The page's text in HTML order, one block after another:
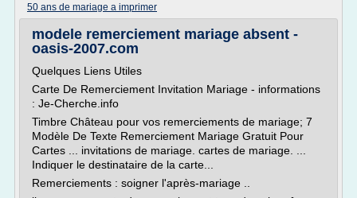
50 ans de mariage a imprimer
modele remerciement mariage absent -
oasis-2007.com
Quelques Liens Utiles
Carte De Remerciement Invitation Mariage - informations
: Je-Cherche.info
Timbre Château pour vos remerciements de mariage; 7
Modèle De Texte Remerciement Mariage Gratuit Pour
Cartes ... invitations de mariage. cartes de mariage. ...
Indiquer le destinataire de la carte...
Remerciements : soigner l'après-mariage ..